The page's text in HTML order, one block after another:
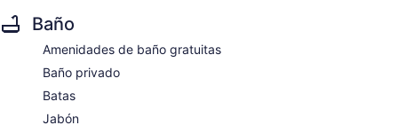
Baño
Amenidades de baño gratuitas
Baño privado
Batas
Jabón